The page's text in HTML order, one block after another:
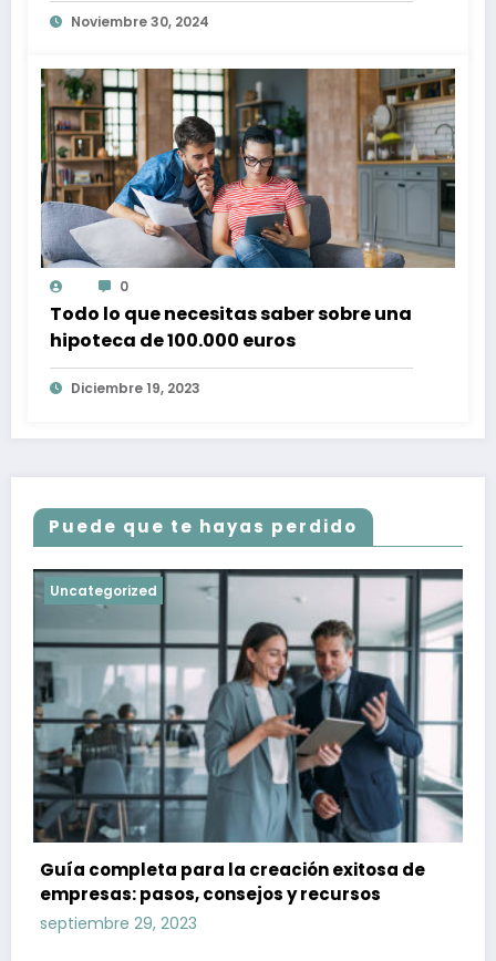
Noviembre 30, 2024
0
Todo lo que necesitas saber sobre una
hipoteca de 100.000 euros
Diciembre 19, 2023
Puede que te hayas perdido
Uncategorized
Guía completa para la creación exitosa de
empresas: pasos, consejos y recursos
septiembre 29, 2023